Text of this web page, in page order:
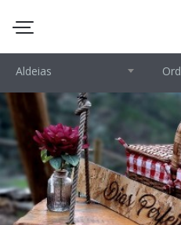
Aldeias